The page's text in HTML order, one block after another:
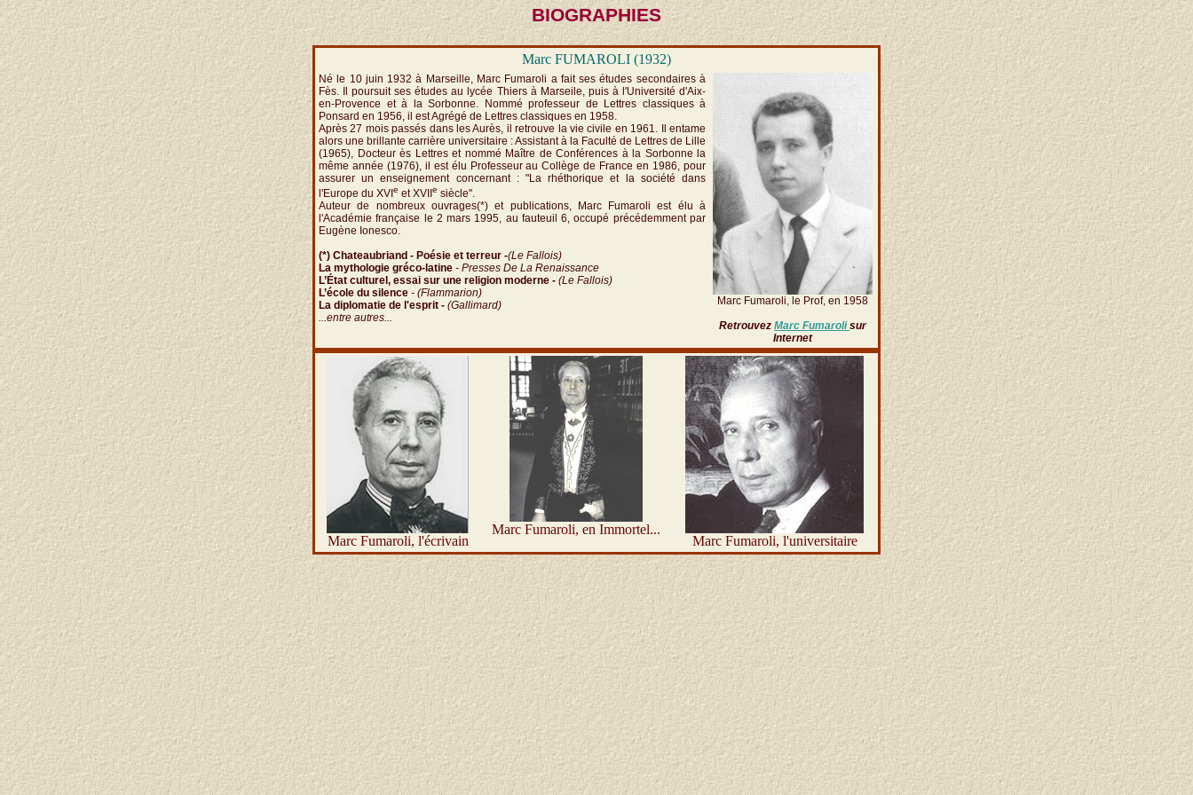
BIOGRAPHIES
Marc FUMAROLI (1932)
Né le 10 juin 1932 à Marseille, Marc Fumaroli a fait ses études secondaires à
Fès. Il poursuit ses études au lycée Thiers à Marseile, puis à l'Université d'Aix-
en-Provence et à la Sorbonne. Nommé professeur de Lettres classiques à
Ponsard en 1956, il est Agrégé de Lettres classiques en 1958.
Après 27 mois passés dans les Aurès, il retrouve la vie civile en 1961. Il entame
alors une brillante carrière universitaire : Assistant à la Faculté de Lettres de Lille
(1965), Docteur ès Lettres et nommé Maître de Conférences à la Sorbonne la
même année (1976), il est élu Professeur au Collège de France en 1986, pour
assurer un enseignement concernant : "La rhéthorique et la société dans
l'Europe du XVI e et XVII e siècle".
Auteur de nombreux ouvrages(*) et publications, Marc Fumaroli est élu à
l'Académie française le 2 mars 1995, au fauteuil 6, occupé précédemment par
Eugène Ionesco.
(*) Chateaubriand - Poésie et terreur -(Le Fallois)
La mythologie gréco-latine - Presses De La Renaissance
L’État culturel, essai sur une religion moderne - (Le Fallois)
L’école du silence - (Flammarion)
La diplomatie de l'esprit - (Gallimard)
...entre autres...
Marc Fumaroli, le Prof, en 1958
Retrouvez Marc Fumarolisur
Internet
Marc Fumaroli, l'écrivain
Marc Fumaroli, en Immortel...
Marc Fumaroli, l'universitaire